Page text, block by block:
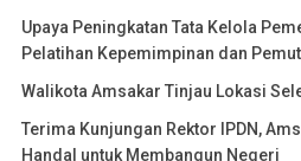
Upaya Peningkatan Tata Kelola
Pelatihan Kepemimpinan dan
Walikota Amsakar Tinjau Lokasi
Terima Kunjungan Rektor IPDN,
Handal untuk Membangun Negeri